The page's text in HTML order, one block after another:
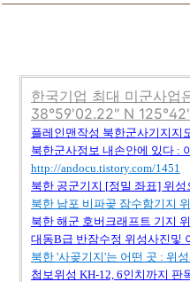
한국기업 최대 미군사업
38°59'02.22" N
플레인맨작성 북한군사기지지
북한군사정보 내손안에 있다 :
http://andocu.tistory.com/1451
북한 공군기지 [정밀 좌표] 위성
북한 남포 비파곶 잠수함기지
북한 해군 호버크래프트 기지
대동B급 반잠수정 위성사진및
북한 '사곶기지'는 어떤 곳 : 위
첩보위성 KH-12, 6인치까지 판